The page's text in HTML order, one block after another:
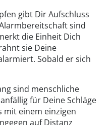
gibt Dir Aufschluss
sind
die Einheit Dich
sie Deine
Sobald er sich
sind menschliche
für Deine Schläge
mit einem einzigen
auf Distanz